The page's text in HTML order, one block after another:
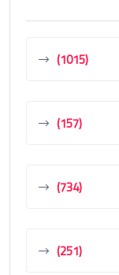
(1015)
(157)
(734)
(251)